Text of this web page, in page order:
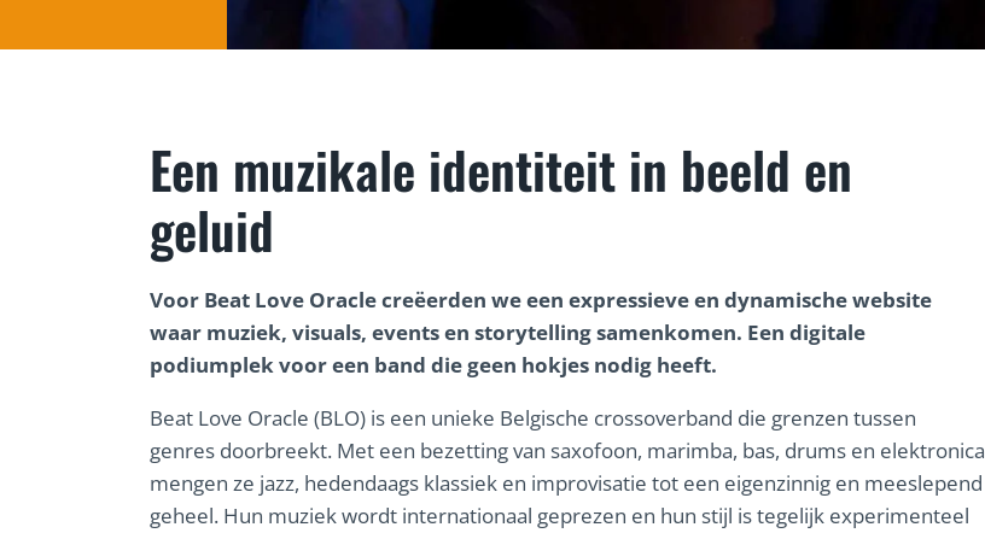
Een muzikale identiteit in beeld en
geluid
Voor Beat Love Oracle creëerden we een expressieve en dynamische website
waar muziek, visuals, events en storytelling samenkomen. Een digitale
podiumplek voor een band die geen hokjes nodig heeft.
Beat Love Oracle (BLO) is een unieke Belgische crossoverband die grenzen tussen
genres doorbreekt. Met een bezetting van saxofoon, marimba, bas, drums en elektronica
mengen ze jazz, hedendaags klassiek en improvisatie tot een eigenzinnig en meeslepend
geheel. Hun muziek wordt internationaal geprezen en hun stijl is tegelijk experimenteel